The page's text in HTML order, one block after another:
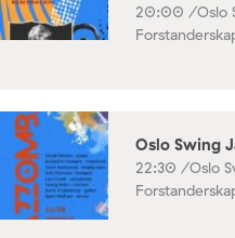
20:00 /Oslo
Oslo Swing
22:30 /Oslo